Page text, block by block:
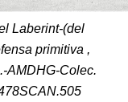
Laberint-(del
primitiva ,
AMDHG-Colec.